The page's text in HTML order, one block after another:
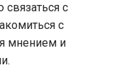
с
с
мнением и